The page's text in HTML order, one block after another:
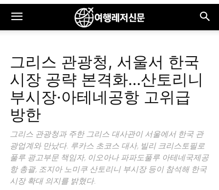
그리스 관광청, 서울서 한국
시장 공략 본격화…산토리니
부시장·아테네공항 고위급
방한
그리스 관광청과 주한 그리스 대사관이 서울에서 한국 관
광업계와 만났다. 루카스 초코스 대사, 빌리 크리스토필로
풀루 광고부문 책임자, 이오아나 파파도풀루 아테네국제공
항 총괄, 조지아 노미쿠 산토리니 부시장 등이 참석해 한국
시장 확대 의지를 밝혔다.